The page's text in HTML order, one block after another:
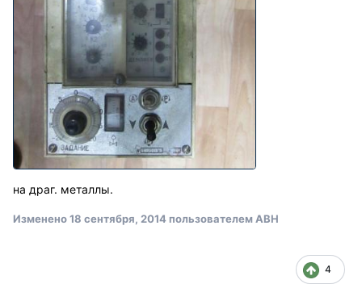
на драг. металлы.
Изменено18 сентября, 2014пользователем АВН
4